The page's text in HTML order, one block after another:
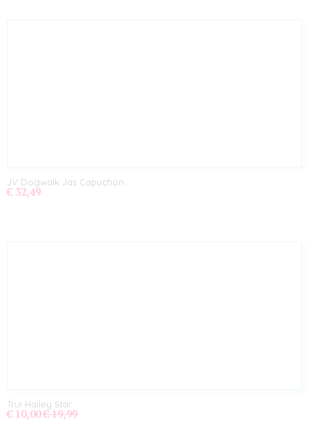
JV Dogwalk Jas Capuchon
€ 32,49
Trui Hailey Star
€ 10,00 € 19,99